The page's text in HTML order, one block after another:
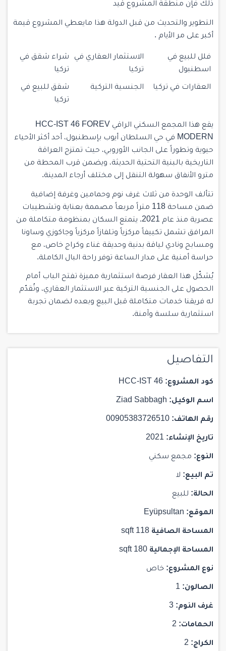
ذلك فإنّ منطقة المشروع قيد
التطوير والتحديث من قبل الدولة هذا مايعطي المشروع قيمة
أكبر على مر الأيام .
فلل للبيع في
اسطنبول
الاستثمار العقاري في
تركيا
شراء شقق في
تركيا
العقارات في تركيا الجنسية التركية
شقق للبيع في
تركيا
يقع هذا المجمع السكني الراقي HCC-IST 46 FOREV
MODERN في حي السلطان أيوب بإسطنبول، أحد أكثر الأحياء
حيوية وتطوراً على الجانب الأوروبي، حيث تمتزج العراقة
التاريخية بالبنية التحتية الحديثة، ويضمن قرب المحطة من
مترو الأنفاق سهولة التنقل إلى مختلف أرجاء المدينة.
تتألف الوحدة من ثلاث غرف نوم وحمامين وغرفة إضافية
ضمن مساحة 118 متراً مربعاً مصممة بعناية وتشطيبات
عصرية منذ عام 2021. يتمتع السكان بمنظومة متكاملة من
المرافق تشمل تكييفاً مركزياً وتلفازاً مركزياً وجاكوزي وساونا
ومسابح ونادي لياقة بدنية وحديقة غناء وكراج خاص، مع
حراسة أمنية على مدار الساعة توفر راحة البال الكاملة.
يُشكّل هذا العقار فرصة استثمارية مميزة تفتح الباب أمام
الحصول على الجنسية التركية عبر الاستثمار العقاري، وتُقدّم
له فريقنا خدمات متكاملة قبل البيع وبعده لضمان تجربة
استثمارية سلسة وآمنة.
التفاصيل
كود المشروع:
اسم الوكيل:
رقم الهاتف:
تاريخ الإنشاء:
النوع: مجمع سكني
تم البيع:
الحالة:
الموقع: Eyüpsultan
المساحة الصافية
المساحة الإجمالية
نوع المشروع: خاص
الصالون:
غرف النوم:
الحمامات:
الكراج: